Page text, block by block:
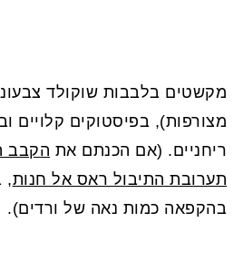
מקשטים בלבבות שוקולד
מצורפות), בפיסטוקים קלויים
ריחניים. (אם הכנתם את הקבב
תערובת התיבול ראס אל חנות,
בהקפאה כמות נאה של ורדים).